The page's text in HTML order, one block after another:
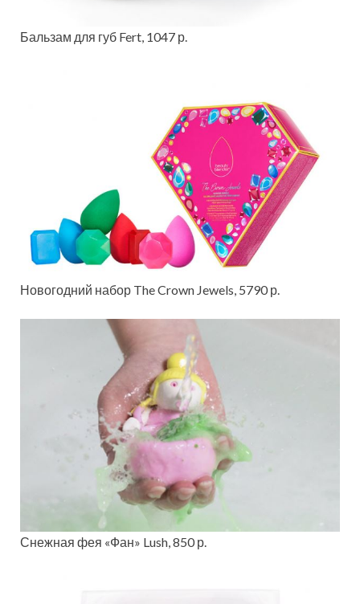
Бальзам для губ Fert, 1047 р.
Новогодний набор The Crown Jewels, 5790 р.
Снежная фея «Фан» Lush, 850 р.